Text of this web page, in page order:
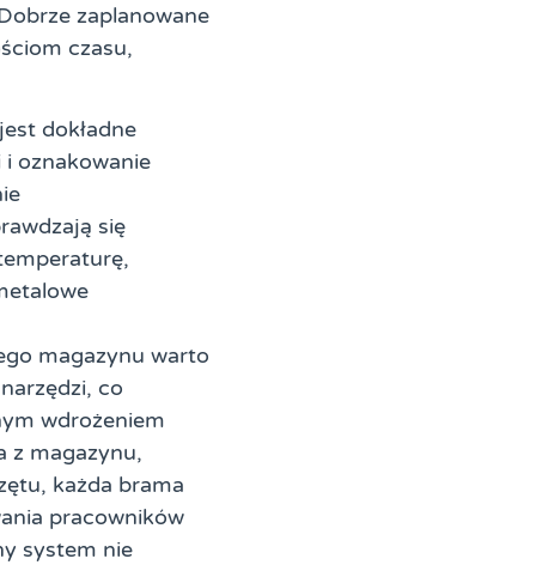
zaplanowane
czasu,
dokładne
oznakowanie
się
magazynu warto
co
wdrożeniem
z magazynu,
każda brama
pracowników
system nie